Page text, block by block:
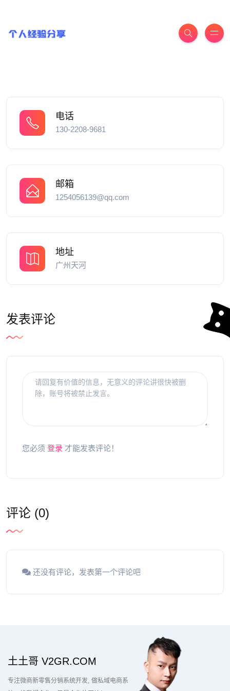
电话
130-2208-9681
邮箱
1254056139@qq.com
地址
广州天河
发表评论
您必须 登录 才能发表评论！
评论 (0)
还没有评论，发表第一个评论吧
土土哥 V2GR.COM
专注微商新零售分销系统开发 做私域电商系